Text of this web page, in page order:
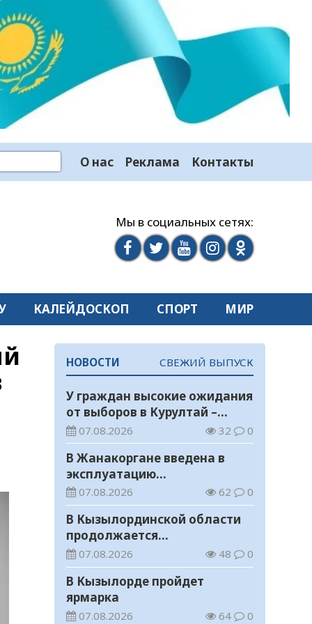
О нас Реклама Контакты
Мы в социальных сетях:
КАЛЕЙДОСКОП СПОРТ МИР
НОВОСТИ СВЕЖИЙ ВЫПУСК
У граждан высокие ожидания
от выборов в Курултай –
опрос общественного мнения
07.08.2026 32 0
В Жанакоргане введена в
эксплуатацию
водораспределительная
станция
07.08.2026 62 0
В Кызылординской области
продолжается
экологическая акция «Таза
Қазақстан»
07.08.2026 48 0
В Кызылорде пройдет
ярмарка
07.08.2026 64 0